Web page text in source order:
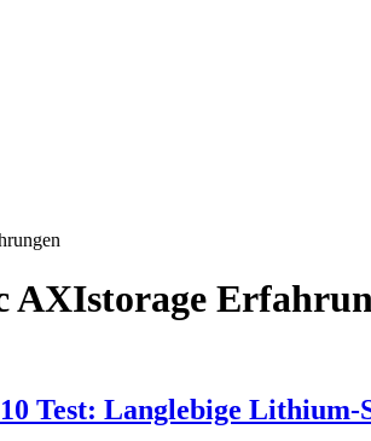
AXIstorage
Test: Langlebige Lithium-